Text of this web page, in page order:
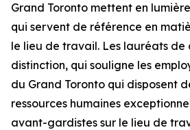
Grand Toronto mettent en
qui servent de référence en
le lieu de travail. Les lauréats de
distinction, qui souligne les
du Grand Toronto qui disposent
ressources humaines
avant-gardistes sur le lieu de